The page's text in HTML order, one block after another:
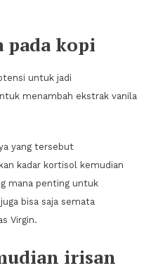
pada kopi
untuk jadi
menambah ekstrak vanila
yang tersebut
kadar kortisol kemudian
mana penting untuk
bisa saja semata
Virgin.
irisan